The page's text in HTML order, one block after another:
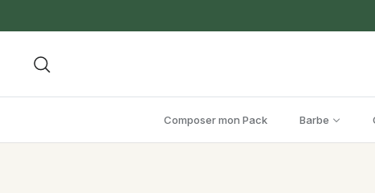
Composer mon Pack Barbe